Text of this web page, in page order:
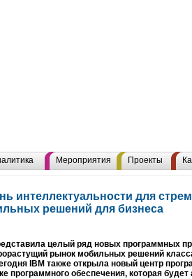
Мероприятия Проекты
интеллектуальности для
решений для бизнеса
целый ряд новых программных
рынок мобильных решений
IBM также открыла новый центр
программного обеспечения, которая